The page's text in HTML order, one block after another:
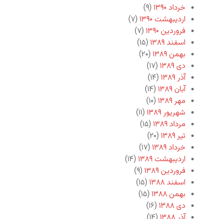
خرداد ۱۳۹۰
(۹)
اردیبهشت ۱۳۹۰
(۷)
فروردین ۱۳۹۰
(۷)
اسفند ۱۳۸۹
(۱۵)
بهمن ۱۳۸۹
(۲۰)
دی ۱۳۸۹
(۱۷)
آذر ۱۳۸۹
(۱۴)
آبان ۱۳۸۹
(۱۴)
مهر ۱۳۸۹
(۱۰)
شهریور ۱۳۸۹
(۱۱)
مرداد ۱۳۸۹
(۱۵)
تیر ۱۳۸۹
(۲۰)
خرداد ۱۳۸۹
(۱۷)
اردیبهشت ۱۳۸۹
(۱۴)
فروردین ۱۳۸۹
(۹)
اسفند ۱۳۸۸
(۱۵)
بهمن ۱۳۸۸
(۱۵)
دی ۱۳۸۸
(۱۶)